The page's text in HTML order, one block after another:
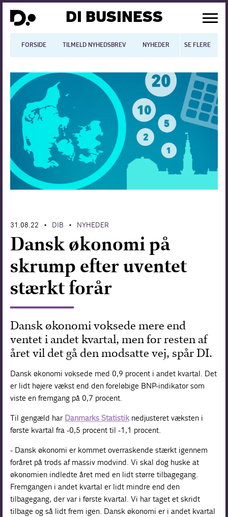
DI BUSINESS
FORSIDE TILMELD NYHEDSBREV NYHEDER BLOGS
SE FLERE
Dansk økonomi
Digitalisering
International økonomi
Arbejdsmiljø
Arbejdsmarkedet
Europapolitik
Forskning
31.08.22 • DIB • NYHEDER
Dansk økonomi på
skrump efter uventet
stærkt forår
Dansk økonomi voksede mere end
ventet i andet kvartal, men for resten af
året vil det gå den modsatte vej, spår DI.
Dansk økonomi voksede med 0,9 procent i andet kvartal. Det
er lidt højere vækst end den foreløbige BNP-indikator som
viste en fremgang på 0,7 procent.
Til gengæld har Danmarks Statistik nedjusteret væksten i
første kvartal fra -0,5 procent til -1,1 procent.
- Dansk økonomi er kommet overraskende stærkt igennem
foråret på trods af massiv modvind. Vi skal dog huske at
økonomien indledte året med en lidt større tilbagegang.
Fremgangen i andet kvartal er lidt mindre end den
tilbagegang, der var i første kvartal. Vi har taget et skridt
tilbage og så lidt frem igen. Dansk økonomi er i andet kvartal